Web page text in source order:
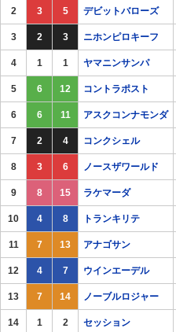
2 3 5 デビットバローズ
3 2 3 ニホンピロキーフ
4 1 1 ヤマニンサンパ
5 6 12 コントラポスト
6 6 11 アスクコンナモンダ
7 2 4 コンクシェル
8 3 6 ノースザワールド
9 8 15 ラケマーダ
10 4 8 トランキリテ
11 7 13 アナゴサン
12 4 7 ウインエーデル
13 7 14 ノーブルロジャー
14 1 2 セッション